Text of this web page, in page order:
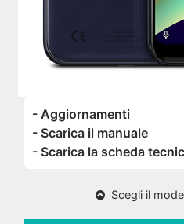
- Aggiornamenti
- Scarica il manuale
- Scarica la scheda
Scegli il